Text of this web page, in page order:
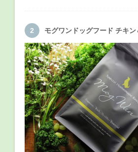
モグワンドッグフード チキ